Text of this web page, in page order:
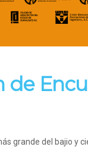
de
grande del bajio y